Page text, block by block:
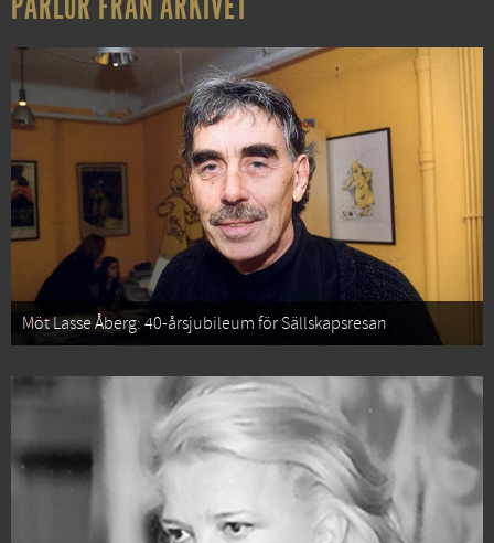
Möt Lasse Åberg: 40-årsjubileum för Sällskapsresan